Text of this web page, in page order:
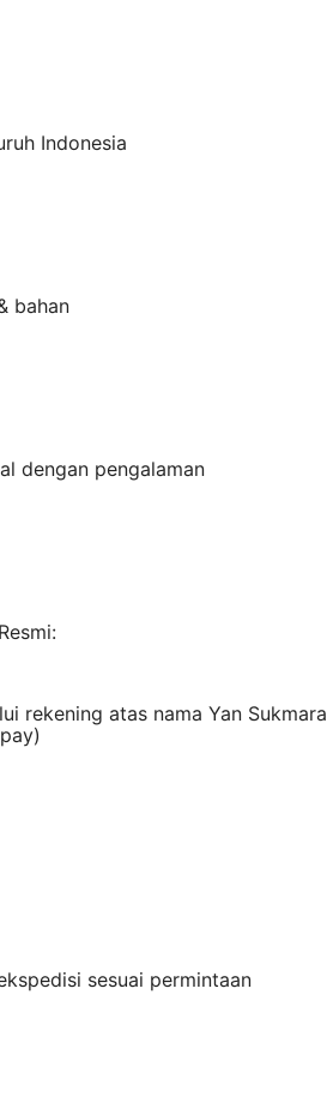
Indonesia
bahan
dengan pengalaman
rekening atas nama Yan Sukmara
sesuai permintaan